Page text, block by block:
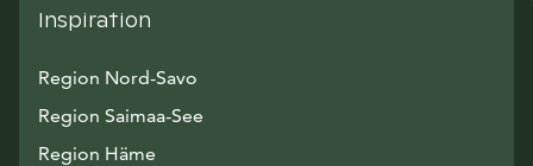
Inspiration
Region Nord-Savo
Region Saimaa-See
Region Häme